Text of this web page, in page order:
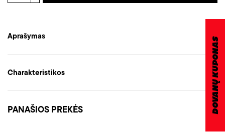
Aprašymas
Charakteristikos
PANAŠIOS PREKĖS DOVANŲ KUPONAS